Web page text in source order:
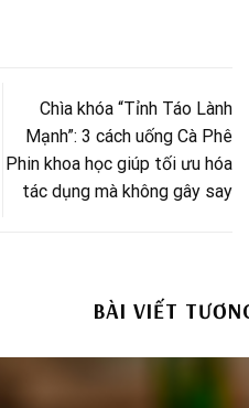
Chìa khóa “Tỉnh Táo Lành
Mạnh”: 3 cách uống Cà Phê
Phin khoa học giúp tối ưu hóa
tác dụng mà không gây say
BÀI VIẾT